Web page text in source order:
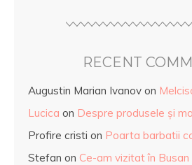
RECENT
Augustin Marian Ivanov on
Lucica on Despre produsele și
Profire cristi on Poarta barbatii
Stefan on Ce-am vizitat în